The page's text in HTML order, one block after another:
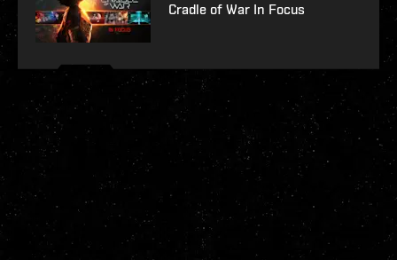
Cradle of War In Focus